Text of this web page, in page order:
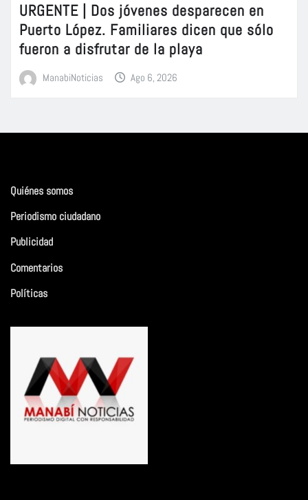
URGENTE | Dos jóvenes desparecen en
Puerto López. Familiares dicen que sólo
fueron a disfrutar de la playa
ManabiNoticias Ago 6, 2026
Quiénes somos
Periodismo ciudadano
Publicidad
Comentarios
Políticas